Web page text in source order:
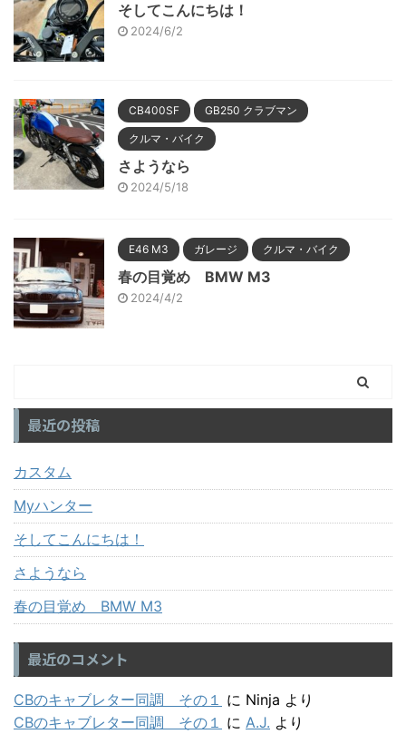
そしてこんにちは！
2024/6/2
CB400SF GB250 クラブマン
クルマ・バイク
さようなら
2024/5/18
E46 M3 ガレージ クルマ・バイク
春の目覚め BMW M3
2024/4/2
最近の投稿
カスタム
Myハンター
そしてこんにちは！
さようなら
春の目覚め BMW M3
最近のコメント
CBのキャブレター同調 その１ に Ninja より
CBのキャブレター同調 その１ に A.J. より